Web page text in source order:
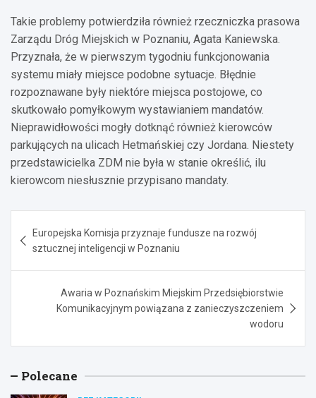
Takie problemy potwierdziła również rzeczniczka prasowa
Zarządu Dróg Miejskich w Poznaniu, Agata Kaniewska.
Przyznała, że w pierwszym tygodniu funkcjonowania
systemu miały miejsce podobne sytuacje. Błędnie
rozpoznawane były niektóre miejsca postojowe, co
skutkowało pomyłkowym wystawianiem mandatów.
Nieprawidłowości mogły dotknąć również kierowców
parkujących na ulicach Hetmańskiej czy Jordana. Niestety
przedstawicielka ZDM nie była w stanie określić, ilu
kierowcom niesłusznie przypisano mandaty.
wpisu
Europejska Komisja przyznaje fundusze na rozwój
sztucznej inteligencji w Poznaniu
Awaria w Poznańskim Miejskim Przedsiębiorstwie
Komunikacyjnym powiązana z zanieczyszczeniem
wodoru
Polecane